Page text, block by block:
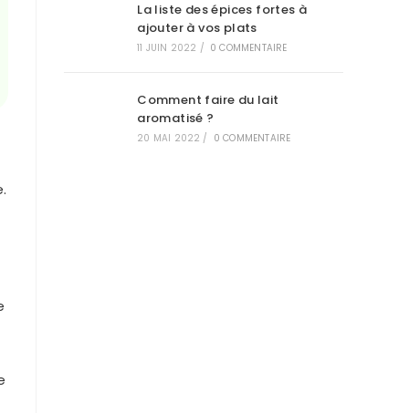
La liste des épices fortes à
ajouter à vos plats
11 JUIN 2022 / 0 COMMENTAIRE
Comment faire du lait
aromatisé ?
20 MAI 2022 / 0 COMMENTAIRE